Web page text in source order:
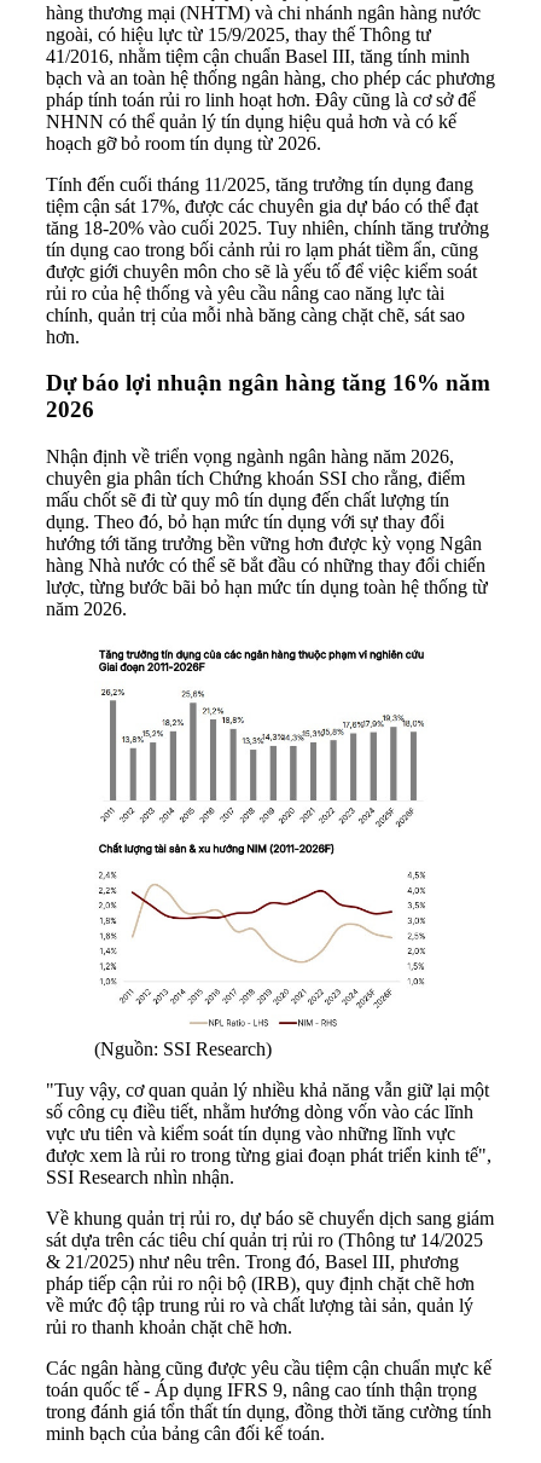
hàng thương mại (NHTM) và chi nhánh ngân hàng nước
ngoài, có hiệu lực từ 15/9/2025, thay thế Thông tư
41/2016, nhằm tiệm cận chuẩn Basel III, tăng tính minh
bạch và an toàn hệ thống ngân hàng, cho phép các phương
pháp tính toán rủi ro linh hoạt hơn. Đây cũng là cơ sở để
NHNN có thể quản lý tín dụng hiệu quả hơn và có kế
hoạch gỡ bỏ room tín dụng từ 2026.
Tính đến cuối tháng 11/2025, tăng trưởng tín dụng đang
tiệm cận sát 17%, được các chuyên gia dự báo có thể đạt
tăng 18-20% vào cuối 2025. Tuy nhiên, chính tăng trưởng
tín dụng cao trong bối cảnh rủi ro lạm phát tiềm ẩn, cũng
được giới chuyên môn cho sẽ là yếu tố để việc kiểm soát
rủi ro của hệ thống và yêu cầu nâng cao năng lực tài
chính, quản trị của mỗi nhà băng càng chặt chẽ, sát sao
hơn.
Dự báo lợi nhuận ngân hàng tăng 16% năm
2026
Nhận định về triển vọng ngành ngân hàng năm 2026,
chuyên gia phân tích Chứng khoán SSI cho rằng, điểm
mấu chốt sẽ đi từ quy mô tín dụng đến chất lượng tín
dụng. Theo đó, bỏ hạn mức tín dụng với sự thay đổi
hướng tới tăng trưởng bền vững hơn được kỳ vọng Ngân
hàng Nhà nước có thể sẽ bắt đầu có những thay đổi chiến
lược, từng bước bãi bỏ hạn mức tín dụng toàn hệ thống từ
năm 2026.
(Nguồn: SSI Research)
"Tuy vậy, cơ quan quản lý nhiều khả năng vẫn giữ lại một
số công cụ điều tiết, nhằm hướng dòng vốn vào các lĩnh
vực ưu tiên và kiểm soát tín dụng vào những lĩnh vực
được xem là rủi ro trong từng giai đoạn phát triển kinh tế",
SSI Research nhìn nhận.
Về khung quản trị rủi ro, dự báo sẽ chuyển dịch sang giám
sát dựa trên các tiêu chí quản trị rủi ro (Thông tư 14/2025
& 21/2025) như nêu trên. Trong đó, Basel III, phương
pháp tiếp cận rủi ro nội bộ (IRB), quy định chặt chẽ hơn
về mức độ tập trung rủi ro và chất lượng tài sản, quản lý
rủi ro thanh khoản chặt chẽ hơn.
Các ngân hàng cũng được yêu cầu tiệm cận chuẩn mực kế
toán quốc tế - Áp dụng IFRS 9, nâng cao tính thận trọng
trong đánh giá tổn thất tín dụng, đồng thời tăng cường tính
minh bạch của bảng cân đối kế toán.